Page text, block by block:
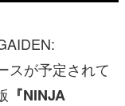
スが予定されて
『NINJA